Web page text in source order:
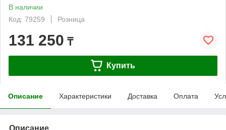
В наличии
Код: 79259
Розница
131 250 ₸
Купить
Описание Характеристики Доставка Оплата
Описание